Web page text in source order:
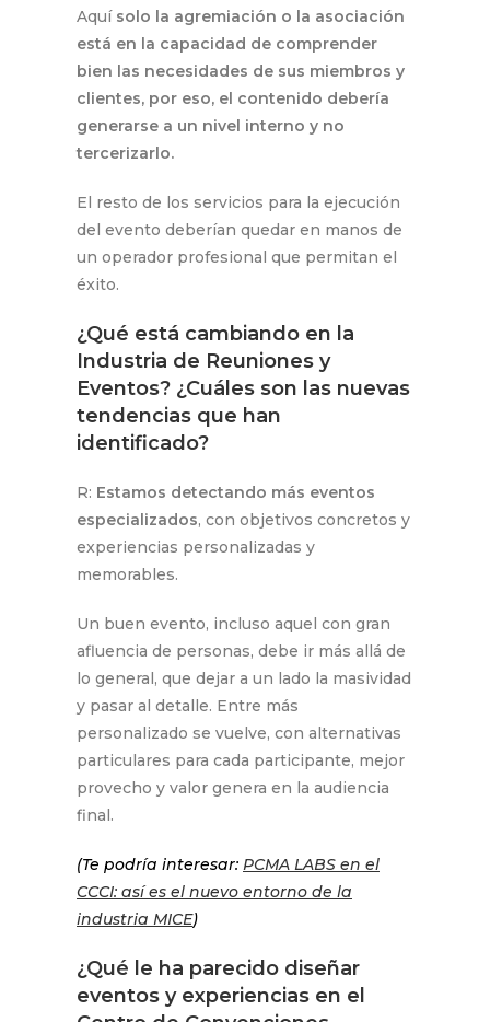
Aquí solo la agremiación o la asociación
está en la capacidad de comprender
bien las necesidades de sus miembros y
clientes, por eso, el contenido debería
generarse a un nivel interno y no
tercerizarlo.
El resto de los servicios para la ejecución
del evento deberían quedar en manos de
un operador profesional que permitan el
éxito.
¿Qué está cambiando en la
Industria de Reuniones y
Eventos? ¿Cuáles son las nuevas
tendencias que han
identificado?
R: Estamos detectando más eventos
especializados, con objetivos concretos y
experiencias personalizadas y
memorables.
Un buen evento, incluso aquel con gran
afluencia de personas, debe ir más allá de
lo general, que dejar a un lado la masividad
y pasar al detalle. Entre más
personalizado se vuelve, con alternativas
particulares para cada participante, mejor
provecho y valor genera en la audiencia
final.
(Te podría interesar: PCMA LABS en el
CCCI: así es el nuevo entorno de la
industria MICE)
¿Qué le ha parecido diseñar
eventos y experiencias en el